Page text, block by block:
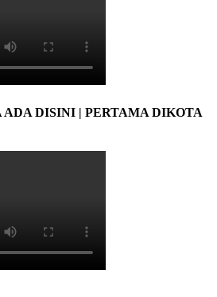
ADA DISINI | PERTAMA DIKOTA